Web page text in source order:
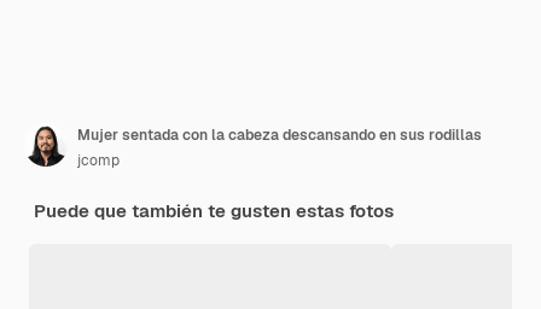
Mujer sentada con la cabeza descansando en sus rodillas
jcomp
Puede que también te gusten estas fotos